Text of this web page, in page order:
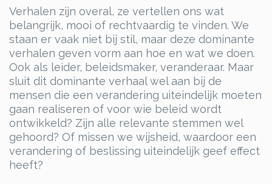
Verhalen zijn overal, ze vertellen ons wat
belangrijk, mooi of rechtvaardig te vinden. We
staan er vaak niet bij stil, maar deze dominante
verhalen geven vorm aan hoe en wat we doen.
Ook als leider, beleidsmaker, veranderaar. Maar
sluit dit dominante verhaal wel aan bij de
mensen die een verandering uiteindelijk moeten
gaan realiseren of voor wie beleid wordt
ontwikkeld? Zijn alle relevante stemmen wel
gehoord? Of missen we wijsheid, waardoor een
verandering of beslissing uiteindelijk geef effect
heeft?